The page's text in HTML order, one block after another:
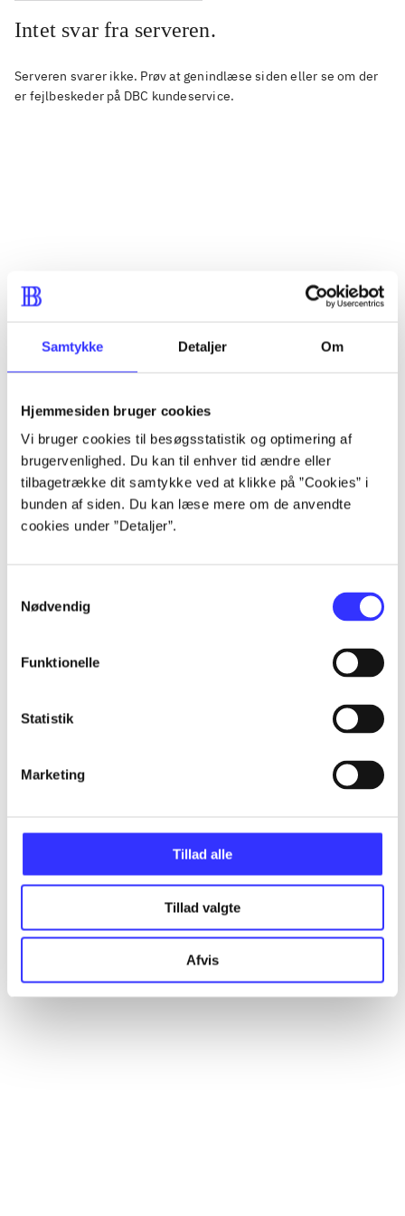
Samtykke Detaljer Om
Hjemmesiden bruger cookies
Vi bruger cookies til besøgsstatistik og optimering af
brugervenlighed. Du kan til enhver tid ændre eller
tilbagetrække dit samtykke ved at klikke på ”Cookies” i
bunden af siden. Du kan læse mere om de anvendte
cookies under ”Detaljer”.
Nødvendig
Funktionelle
Statistik
Marketing
Tillad alle
Tillad valgte
Afvis
Intet svar fra serveren.
Serveren svarer ikke. Prøv at genindlæse siden eller se om der
er fejlbeskeder på DBC kundeservice.